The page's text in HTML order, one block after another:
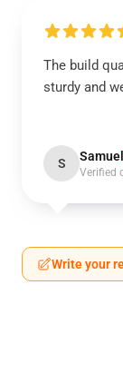
The build
sturdy and
S Samuel
Verified
Write your